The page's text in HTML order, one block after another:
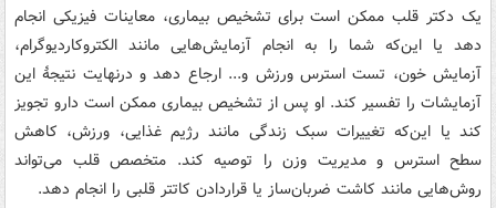
یک دکتر قلب ممکن است برای تشخیص بیماری، معاینات فیزیکی انجام
دهد یا این‌که شما را به انجام آزمایش‌هایی مانند الکتروکاردیوگرام،
آزمایش خون، تست استرس ورزش و... ارجاع دهد و درنهایت نتیجۀ این
آزمایشات را تفسیر کند. او پس از تشخیص بیماری ممکن است دارو تجویز
کند یا این‌که تغییرات سبک زندگی مانند رژیم غذایی، ورزش، کاهش
سطح استرس و مدیریت وزن را توصیه کند. متخصص قلب می‌تواند
روش‌هایی مانند کاشت ضربان‌ساز یا قراردادن کاتتر قلبی را انجام دهد.